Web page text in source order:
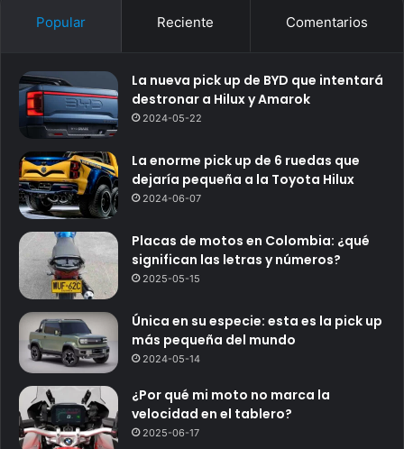
Popular Reciente Comentarios
La nueva pick up de BYD que intentará
destronar a Hilux y Amarok
2024-05-22
La enorme pick up de 6 ruedas que
dejaría pequeña a la Toyota Hilux
2024-06-07
Placas de motos en Colombia: ¿qué
significan las letras y números?
2025-05-15
Única en su especie: esta es la pick up
más pequeña del mundo
2024-05-14
¿Por qué mi moto no marca la
velocidad en el tablero?
2025-06-17